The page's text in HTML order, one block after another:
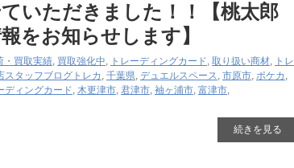
いただきました！！【桃太郎
をお知らせします】
・買取実績, 買取強化中, トレーディングカード, 取り扱い商材, トレ
スタッフブログ トレカ , 千葉県, デュエルスペース, 市原市, ポケカ ,
ディングカード, 木更津市, 君津市, 袖ヶ浦市, 富津市,
続きを見る